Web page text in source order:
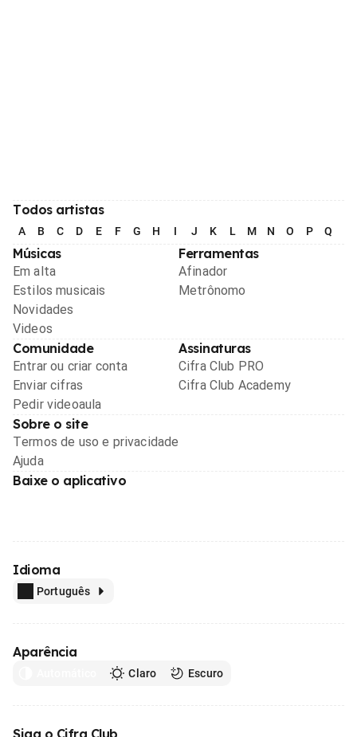
Todos artistas
A B C D E F G H I J K L M N O P Q
Músicas
Em alta
Estilos musicais
Novidades
Videos
Ferramentas
Afinador
Metrônomo
Comunidade
Entrar ou criar conta
Enviar cifras
Pedir videoaula
Assinaturas
Cifra Club PRO
Cifra Club Academy
Sobre o site
Termos de uso e privacidade
Ajuda
Baixe o aplicativo
Idioma
Português
Aparência
Claro Escuro
Siga o Cifra Club